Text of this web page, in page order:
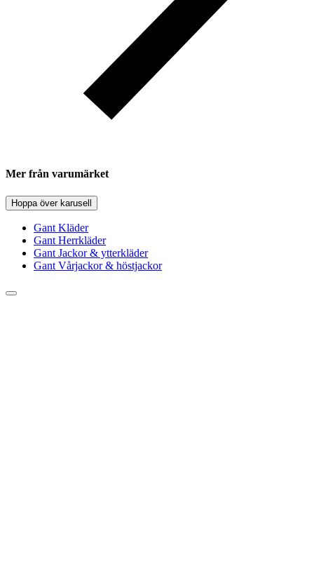
Mer från varumärket
Hoppa över karusell
Gant Kläder
Gant Herrkläder
Gant Jackor & ytterkläder
Gant Vårjackor & höstjackor